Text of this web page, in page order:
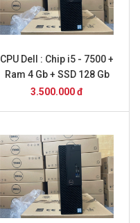
CPU Dell : Chip i5 - 7500 +
Ram 4 Gb + SSD 128 Gb
3.500.000 đ